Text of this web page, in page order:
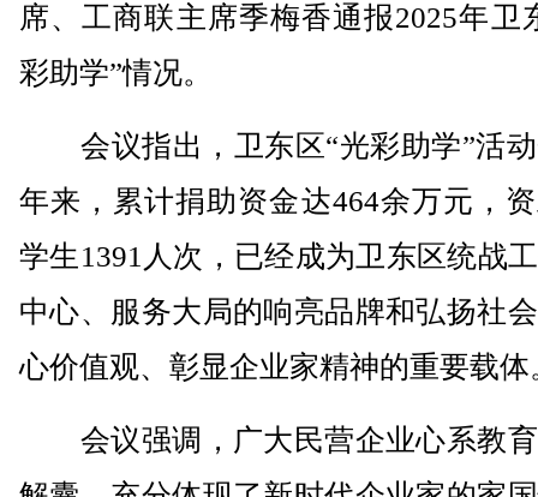
席、工商联主席季梅香通报2025年卫
彩助学”情况。
会议指出，卫东区“光彩助学”活动
年来，累计捐助资金达464余万元，
学生1391人次，已经成为卫东区统战
中心、服务大局的响亮品牌和弘扬社
心价值观、彰显企业家精神的重要载体
会议强调，广大民营企业心系教